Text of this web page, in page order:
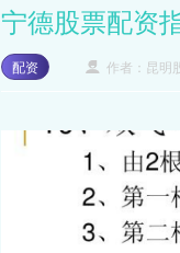
宁德股票配资
配资 作者：昆明